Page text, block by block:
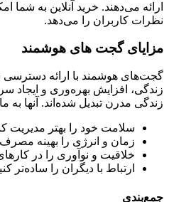
ارائه می‌دهند. خرید آنلاین به
نظرات کاربران را می‌دهد.
مزایای گجت های هوشمند
گجت‌های هوشمند با ارائه دسترسی
زندگی، افزایش بهره‌وری و ایجاد
زندگی مدرن تبدیل شده‌اند. آنها به
سلامت خود را بهتر مدیریت
زمان و انرژی را بهینه
خلاقیت و نوآوری را در
ارتباط با دیگران را ساده‌تر
جمع‌بندی